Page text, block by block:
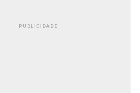
PUBLICIDADE